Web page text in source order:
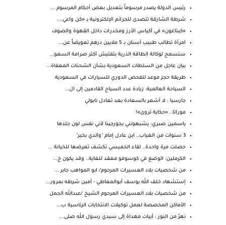
رئيس الدولة يصدر مرسوماً بتعديل بعض أحكام المرسوم ...
شرطة الشارقة تتصدى للجرائم الإلكترونية بـ «كن واعي...
«كبتاغون» في أكياس الأرز ومخدرات داخل القهوة والصوف
امرأة تطالب طبيب أسنان بـ 5 ملايين درهم تعويضاً عن...
ستسمح لوكالة الطاقة الذرية بتفتيش أكثر صرامة السعو...
بيان عاجل من السلطات السعودية بشأن الشحنات المعفاة...
طريقة حجز موعد للفحص الدوري للسيارات في السعودية
السياحة العالمية: زيادة عدد السياح القادمين إلى ال...
جارسيا : لا أشعر بالسعادة بعد تعادل نابولي
موراتا.. «حكاية تروى»!
ياسمين صبري: يشبهونني بجورجينا لأني نفس لون جلدها
3 سنوات من الغياب.. ابن عادل إمام "والدي بخير"
حصلت مرة واحدة.. لقاء الخميسي تكشف تعرضها للخيانة ...
الكرملين: الوضع في كوسوفو معقد للغاية.. وقد يكون خ...
من شخصيات بلاد العسيرات المرحوم/ ابو المواهب جابر ...
إستشهاد خلف الله يوسف أبوالمعاطي - أمين شرطه بمرور...
من شخصيات بلاد العسيرات المرحوم الشيخ /عبدالله الجمل
الأماكن المخصصة لعمل توكيلات الانتخابات الرئاسية ب...
نهرٌ من النور : أبيات مهداة إلى سيدي رسول الله صلى...